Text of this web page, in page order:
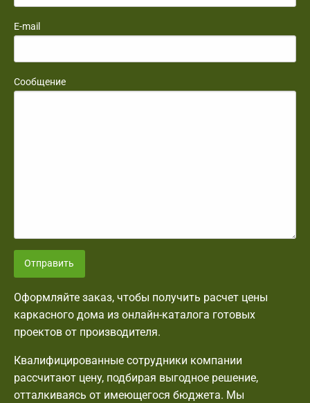
E-mail
Сообщение
Отправить
Оформляйте заказ, чтобы получить расчет цены
каркасного дома из онлайн-каталога готовых
проектов от производителя.
Квалифицированные сотрудники компании
рассчитают цену, подбирая выгодное решение,
отталкиваясь от имеющегося бюджета. Мы